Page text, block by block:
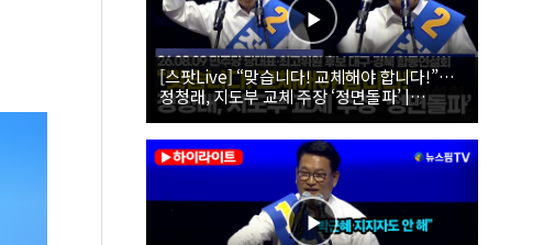
[스팟Live] “맞습니다! 교체해야 합니다!”…
정청래, 지도부 교체 주장 ‘정면돌파’ |
26.08.09 더불어민주당 당대표·최고위원 후
보 대구·경북 합동연설회